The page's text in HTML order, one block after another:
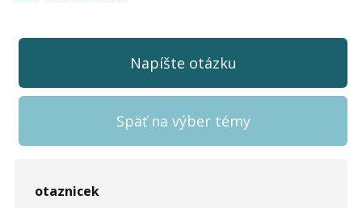
Napíšte otázku
Späť na výber témy
Napíšte otázku
otaznicek